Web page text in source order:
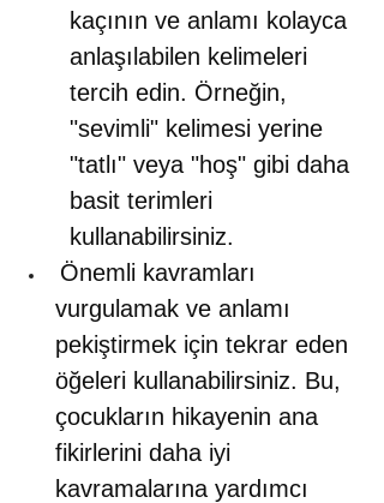
kaçının ve anlamı kolayca
anlaşılabilen kelimeleri
tercih edin. Örneğin,
"sevimli" kelimesi yerine
"tatlı" veya "hoş" gibi daha
basit terimleri
kullanabilirsiniz.
Önemli kavramları
vurgulamak ve anlamı
pekiştirmek için tekrar eden
öğeleri kullanabilirsiniz. Bu,
çocukların hikayenin ana
fikirlerini daha iyi
kavramalarına yardımcı